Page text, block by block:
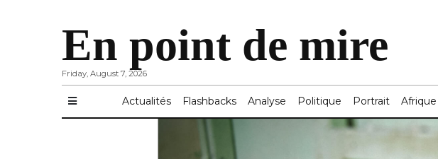
Friday, August 7, 2026
En point de mire
Actualités Flashbacks Analyse Politique Portrait Afrique